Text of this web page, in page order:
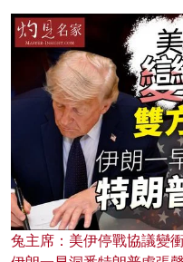
兔主席：美伊停戰協議變